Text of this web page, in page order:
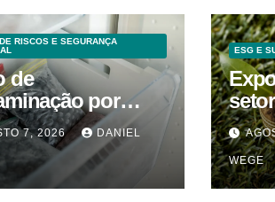
RISCOS E SEGURANÇA
de
por
suspende
de mirtilos em
da América do
– Mix Vale
7, 2026 DANIEL
ESG E
WEGE